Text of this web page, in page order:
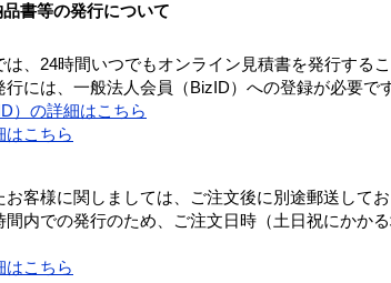
書等の発行について
、24時間いつでもオンライン見積書を発行するこ
には、一般法人会員（BizID）への登録が必要です
）の詳細はこちら
はこちら
客様に関しましては、ご注文後に別途郵送してお
間内での発行のため、ご注文日時（土日祝にかか
はこちら